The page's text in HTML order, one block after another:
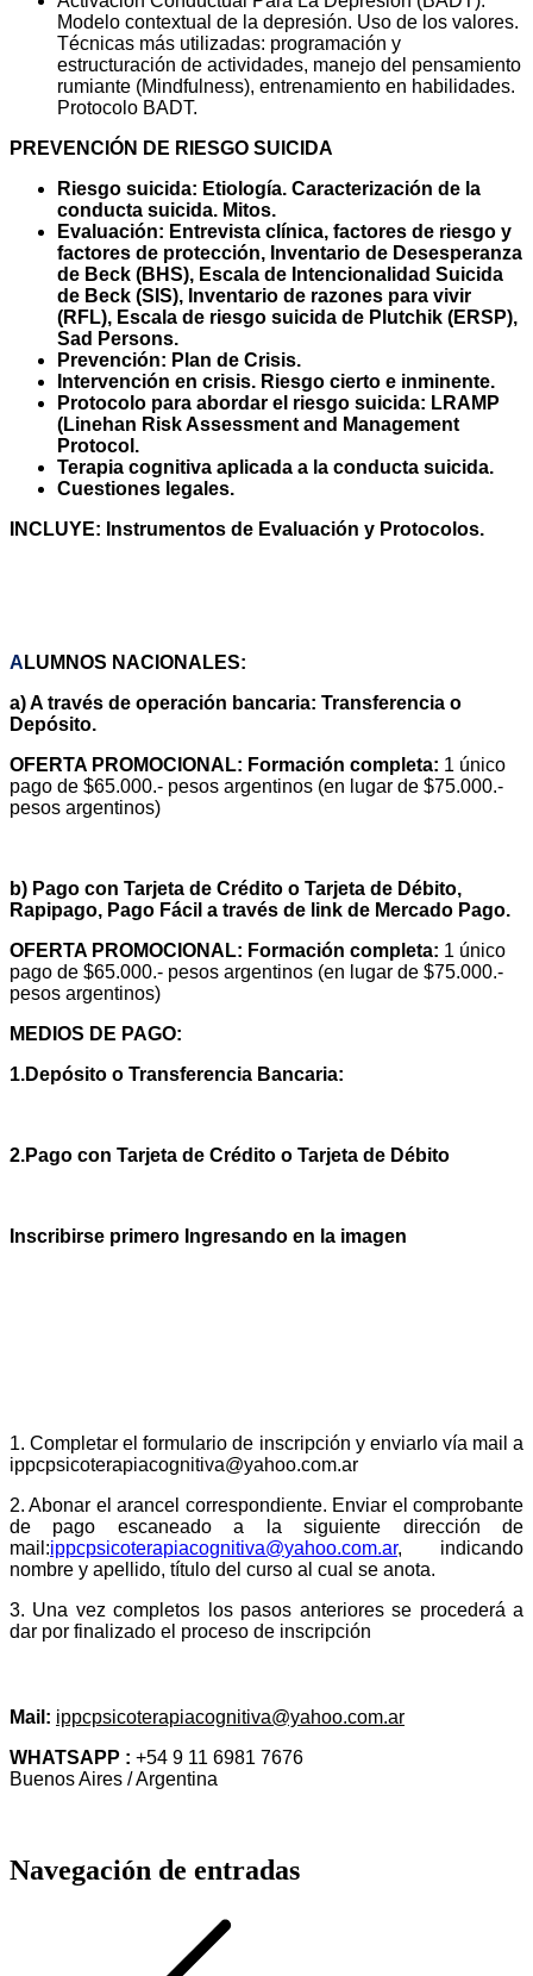
Modelo contextual de la depresión. Uso de los valores.
Técnicas más utilizadas: programación y
estructuración de actividades, manejo del pensamiento
rumiante (Mindfulness), entrenamiento en habilidades.
Protocolo BADT.
PREVENCIÓN DE RIESGO SUICIDA
Riesgo suicida: Etiología. Caracterización de la
conducta suicida. Mitos.
Evaluación: Entrevista clínica, factores de riesgo y
factores de protección, Inventario de Desesperanza
de Beck (BHS), Escala de Intencionalidad Suicida
de Beck (SIS), Inventario de razones para vivir
(RFL), Escala de riesgo suicida de Plutchik (ERSP),
Sad Persons.
Prevención: Plan de Crisis.
Intervención en crisis. Riesgo cierto e inminente.
Protocolo para abordar el riesgo suicida: LRAMP
(Linehan Risk Assessment and Management
Protocol.
Terapia cognitiva aplicada a la conducta suicida.
Cuestiones legales.
INCLUYE: Instrumentos de Evaluación y Protocolos.
A LUMNOS NACIONALES:
a) A través de operación bancaria: Transferencia o
Depósito.
OFERTA PROMOCIONAL: Formación completa: 1 único
pago de $65.000.- pesos argentinos (en lugar de $75.000.-
pesos argentinos)
b) Pago con Tarjeta de Crédito o Tarjeta de Débito,
Rapipago, Pago Fácil a través de link de Mercado Pago.
OFERTA PROMOCIONAL: Formación completa: 1 único
pago de $65.000.- pesos argentinos (en lugar de $75.000.-
pesos argentinos)
MEDIOS DE PAGO:
1.Depósito o Transferencia Bancaria:
2.Pago con Tarjeta de Crédito o Tarjeta de Débito
Inscribirse primero Ingresando en la imagen
1. Completar el formulario de inscripción y enviarlo vía mail a
ippcpsicoterapiacognitiva@yahoo.com.ar
2. Abonar el arancel correspondiente. Enviar el comprobante
de pago escaneado a la siguiente dirección de
mail:ippcpsicoterapiacognitiva@yahoo.com.ar, indicando
nombre y apellido, título del curso al cual se anota.
3. Una vez completos los pasos anteriores se procederá a
dar por finalizado el proceso de inscripción
Mail: ippcpsicoterapiacognitiva@yahoo.com.ar
WHATSAPP : +54 9 11 6981 7676
Buenos Aires / Argentina
Navegación de entradas